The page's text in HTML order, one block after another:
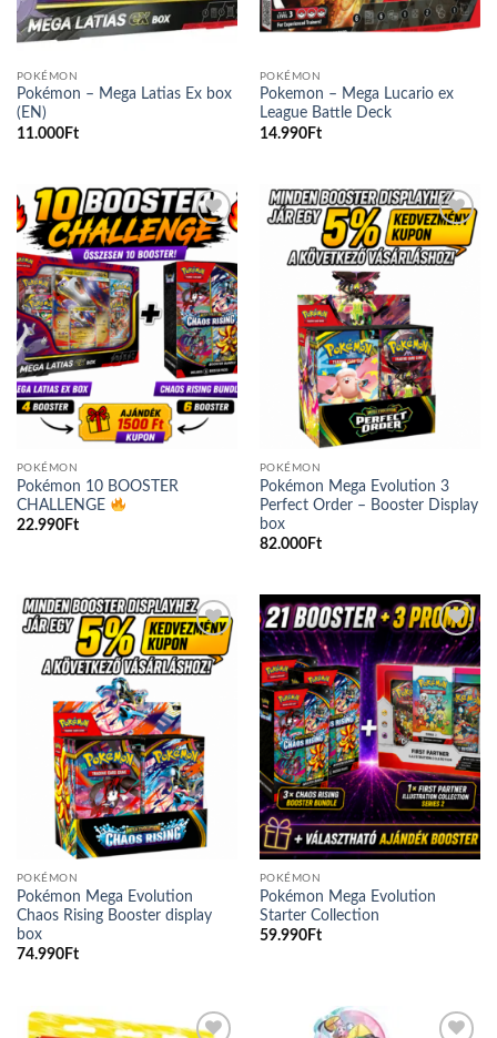
POKÉMON
Pokémon – Mega Latias Ex box
(EN)
11.000Ft
POKÉMON
Pokemon – Mega Lucario ex
League Battle Deck
14.990Ft
Add to
wishlist
POKÉMON
Pokémon 10 BOOSTER
CHALLENGE
22.990Ft
Add to
wishlist
POKÉMON
Pokémon Mega Evolution 3
Perfect Order – Booster Display
box
82.000Ft
Add to
wishlist
POKÉMON
Pokémon Mega Evolution
Chaos Rising Booster display
box
74.990Ft
Add to
wishlist
POKÉMON
Pokémon Mega Evolution
Starter Collection
59.990Ft